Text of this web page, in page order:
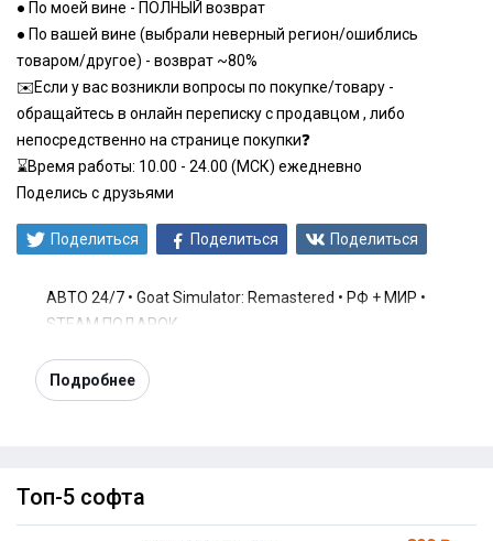
● По моей вине - ПОЛНЫЙ возврат
● По вашей вине (выбрали неверный регион/ошиблись
товаром/другое) - возврат ~80%
✉️Если у вас возникли вопросы по покупке/товару -
обращайтесь в онлайн переписку с продавцом , либо
непосредственно на странице покупки❓
⌛️Время работы: 10.00 - 24.00 (МСК) ежедневно
Поделись с друзьями
Поделиться Поделиться Поделиться
АВТО 24/7 • Goat Simulator: Remastered • РФ + МИР •
STEAM ПОДАРОК
Подробнее
Топ-5 софта